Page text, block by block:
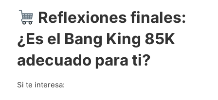
Reflexiones finales:
¿Es el Bang King 85K
adecuado para ti?
Si te interesa: